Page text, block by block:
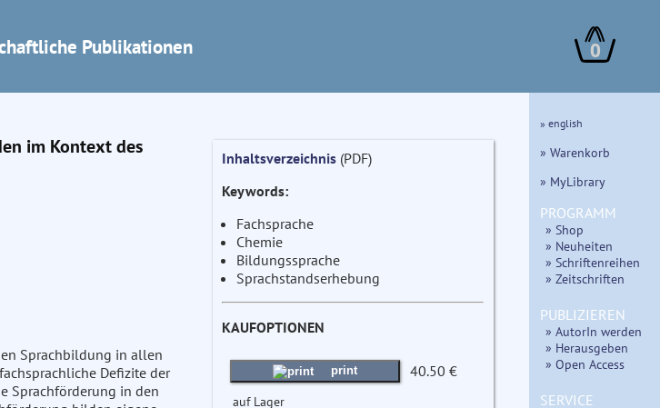
Publikationen 0
im Kontext des
Sprachbildung in allen
Defizite der
Sprachförderung in den
Inhaltsverzeichnis(PDF)
Keywords:
Fachsprache
Chemie
Bildungssprache
Sprachstandserhebung
KAUFOPTIONEN
print 40.50 €
auf Lager
» english
» Warenkorb
» MyLibrary
PROGRAMM
» Shop
» Neuheiten
» Schriftenreihen
» Zeitschriften
PUBLIZIEREN
» AutorIn werden
» Herausgeben
» Open Access
SERVICE